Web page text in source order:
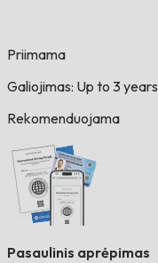
Priimama
Galiojimas: Up to 3 years
Rekomenduojama
Pasaulinis aprėpimas